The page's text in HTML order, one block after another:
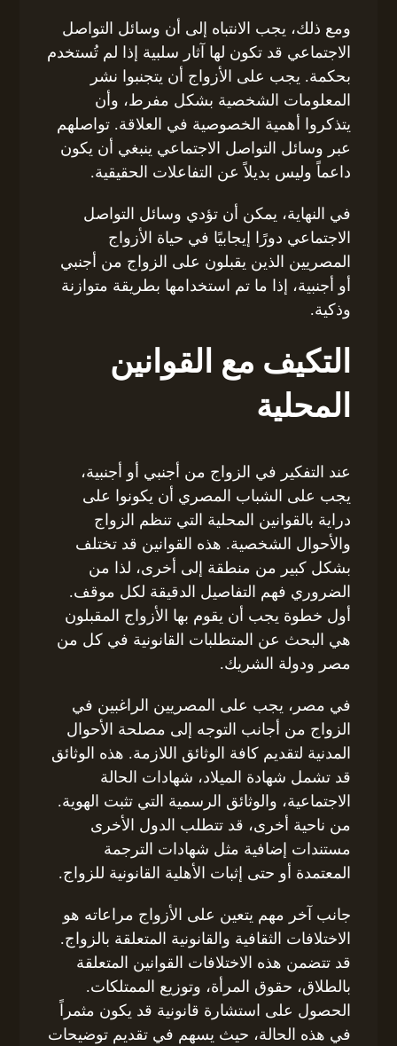
ومع ذلك، يجب الانتباه إلى أن وسائل التواصل
الاجتماعي قد تكون لها آثار سلبية إذا لم تُستخدم
بحكمة. يجب على الأزواج أن يتجنبوا نشر
المعلومات الشخصية بشكل مفرط، وأن
يتذكروا أهمية الخصوصية في العلاقة. تواصلهم
عبر وسائل التواصل الاجتماعي ينبغي أن يكون
داعماً وليس بديلاً عن التفاعلات الحقيقية.
في النهاية، يمكن أن تؤدي وسائل التواصل
الاجتماعي دورًا إيجابيًا في حياة الأزواج
المصريين الذين يقبلون على الزواج من أجنبي
أو أجنبية، إذا ما تم استخدامها بطريقة متوازنة
وذكية.
التكيف مع القوانين
المحلية
عند التفكير في الزواج من أجنبي أو أجنبية،
يجب على الشباب المصري أن يكونوا على
دراية بالقوانين المحلية التي تنظم الزواج
والأحوال الشخصية. هذه القوانين قد تختلف
بشكل كبير من منطقة إلى أخرى، لذا من
الضروري فهم التفاصيل الدقيقة لكل موقف.
أول خطوة يجب أن يقوم بها الأزواج المقبلون
هي البحث عن المتطلبات القانونية في كل من
مصر ودولة الشريك.
في مصر، يجب على المصريين الراغبين في
الزواج من أجانب التوجه إلى مصلحة الأحوال
المدنية لتقديم كافة الوثائق اللازمة. هذه الوثائق
قد تشمل شهادة الميلاد، شهادات الحالة
الاجتماعية، والوثائق الرسمية التي تثبت الهوية.
من ناحية أخرى، قد تتطلب الدول الأخرى
مستندات إضافية مثل شهادات الترجمة
المعتمدة أو حتى إثبات الأهلية القانونية للزواج.
جانب آخر مهم يتعين على الأزواج مراعاته هو
الاختلافات الثقافية والقانونية المتعلقة بالزواج.
قد تتضمن هذه الاختلافات القوانين المتعلقة
بالطلاق، حقوق المرأة، وتوزيع الممتلكات.
الحصول على استشارة قانونية قد يكون مثمراً
في هذه الحالة، حيث يسهم في تقديم توضيحات